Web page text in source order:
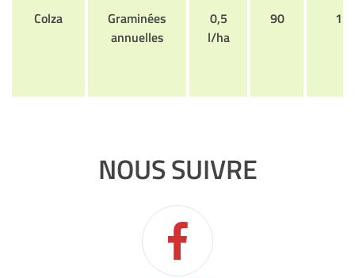
Colza
Graminées
annuelles
0,5
l/ha
90 1
NOUS SUIVRE